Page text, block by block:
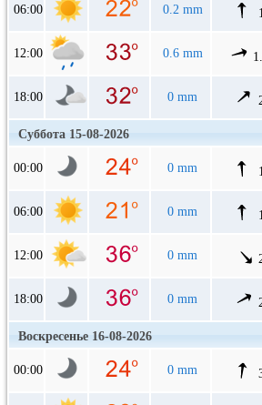
06:00 0.2 mm
12:00 0.6 mm
18:00 0 mm
Суббота 15-08-2026
00:00 0 mm
06:00 0 mm
12:00 0 mm
18:00 0 mm
Воскресенье 16-08-2026
00:00 0 mm